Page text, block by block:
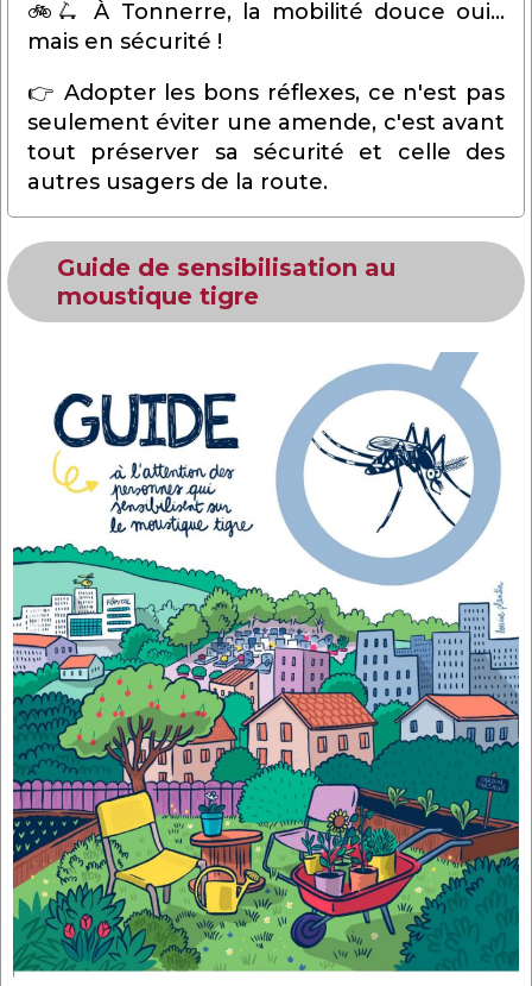
🚲🛴 À Tonnerre, la mobilité douce oui...
mais en sécurité !
👉 Adopter les bons réflexes, ce n'est pas
seulement éviter une amende, c'est avant
tout préserver sa sécurité et celle des
autres usagers de la route.
Guide de sensibilisation au
moustique tigre